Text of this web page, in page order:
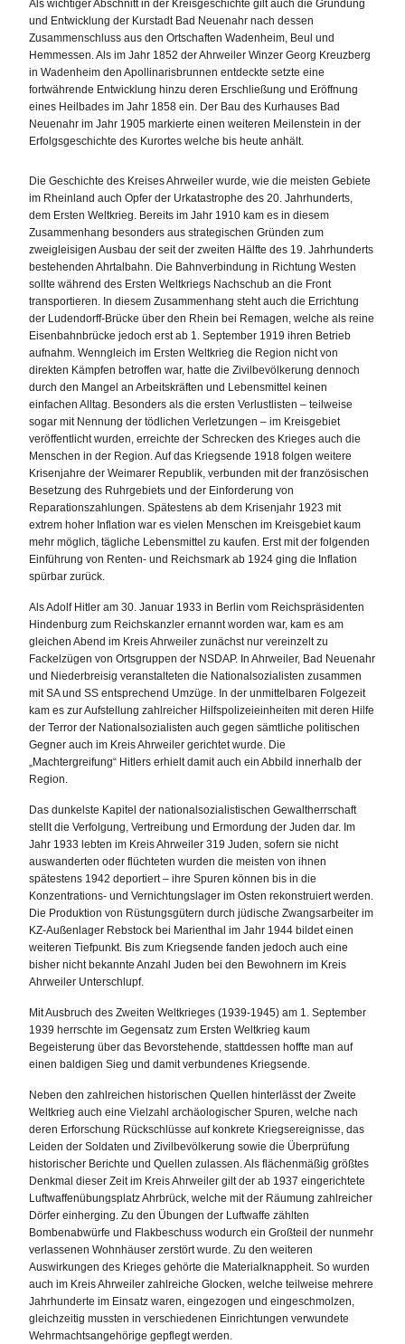
Als wichtiger Abschnitt in der Kreisgeschichte gilt auch die Gründung
und Entwicklung der Kurstadt Bad Neuenahr nach dessen
Zusammenschluss aus den Ortschaften Wadenheim, Beul und
Hemmessen. Als im Jahr 1852 der Ahrweiler Winzer Georg Kreuzberg
in Wadenheim den Apollinarisbrunnen entdeckte setzte eine
fortwährende Entwicklung hinzu deren Erschließung und Eröffnung
eines Heilbades im Jahr 1858 ein. Der Bau des Kurhauses Bad
Neuenahr im Jahr 1905 markierte einen weiteren Meilenstein in der
Erfolgsgeschichte des Kurortes welche bis heute anhält.
Die Geschichte des Kreises Ahrweiler wurde, wie die meisten Gebiete
im Rheinland auch Opfer der Urkatastrophe des 20. Jahrhunderts,
dem Ersten Weltkrieg. Bereits im Jahr 1910 kam es in diesem
Zusammenhang besonders aus strategischen Gründen zum
zweigleisigen Ausbau der seit der zweiten Hälfte des 19. Jahrhunderts
bestehenden Ahrtalbahn. Die Bahnverbindung in Richtung Westen
sollte während des Ersten Weltkriegs Nachschub an die Front
transportieren. In diesem Zusammenhang steht auch die Errichtung
der Ludendorff-Brücke über den Rhein bei Remagen, welche als reine
Eisenbahnbrücke jedoch erst ab 1. September 1919 ihren Betrieb
aufnahm. Wenngleich im Ersten Weltkrieg die Region nicht von
direkten Kämpfen betroffen war, hatte die Zivilbevölkerung dennoch
durch den Mangel an Arbeitskräften und Lebensmittel keinen
einfachen Alltag. Besonders als die ersten Verlustlisten – teilweise
sogar mit Nennung der tödlichen Verletzungen – im Kreisgebiet
veröffentlicht wurden, erreichte der Schrecken des Krieges auch die
Menschen in der Region. Auf das Kriegsende 1918 folgen weitere
Krisenjahre der Weimarer Republik, verbunden mit der französischen
Besetzung des Ruhrgebiets und der Einforderung von
Reparationszahlungen. Spätestens ab dem Krisenjahr 1923 mit
extrem hoher Inflation war es vielen Menschen im Kreisgebiet kaum
mehr möglich, tägliche Lebensmittel zu kaufen. Erst mit der folgenden
Einführung von Renten- und Reichsmark ab 1924 ging die Inflation
spürbar zurück.
Als Adolf Hitler am 30. Januar 1933 in Berlin vom Reichspräsidenten
Hindenburg zum Reichskanzler ernannt worden war, kam es am
gleichen Abend im Kreis Ahrweiler zunächst nur vereinzelt zu
Fackelzügen von Ortsgruppen der NSDAP. In Ahrweiler, Bad Neuenahr
und Niederbreisig veranstalteten die Nationalsozialisten zusammen
mit SA und SS entsprechend Umzüge. In der unmittelbaren Folgezeit
kam es zur Aufstellung zahlreicher Hilfspolizeieinheiten mit deren Hilfe
der Terror der Nationalsozialisten auch gegen sämtliche politischen
Gegner auch im Kreis Ahrweiler gerichtet wurde. Die
„Machtergreifung“ Hitlers erhielt damit auch ein Abbild innerhalb der
Region.
Das dunkelste Kapitel der nationalsozialistischen Gewaltherrschaft
stellt die Verfolgung, Vertreibung und Ermordung der Juden dar. Im
Jahr 1933 lebten im Kreis Ahrweiler 319 Juden, sofern sie nicht
auswanderten oder flüchteten wurden die meisten von ihnen
spätestens 1942 deportiert – ihre Spuren können bis in die
Konzentrations- und Vernichtungslager im Osten rekonstruiert werden.
Die Produktion von Rüstungsgütern durch jüdische Zwangsarbeiter im
KZ-Außenlager Rebstock bei Marienthal im Jahr 1944 bildet einen
weiteren Tiefpunkt. Bis zum Kriegsende fanden jedoch auch eine
bisher nicht bekannte Anzahl Juden bei den Bewohnern im Kreis
Ahrweiler Unterschlupf.
Mit Ausbruch des Zweiten Weltkrieges (1939-1945) am 1. September
1939 herrschte im Gegensatz zum Ersten Weltkrieg kaum
Begeisterung über das Bevorstehende, stattdessen hoffte man auf
einen baldigen Sieg und damit verbundenes Kriegsende.
Neben den zahlreichen historischen Quellen hinterlässt der Zweite
Weltkrieg auch eine Vielzahl archäologischer Spuren, welche nach
deren Erforschung Rückschlüsse auf konkrete Kriegsereignisse, das
Leiden der Soldaten und Zivilbevölkerung sowie die Überprüfung
historischer Berichte und Quellen zulassen. Als flächenmäßig größtes
Denkmal dieser Zeit im Kreis Ahrweiler gilt der ab 1937 eingerichtete
Luftwaffenübungsplatz Ahrbrück, welche mit der Räumung zahlreicher
Dörfer einherging. Zu den Übungen der Luftwaffe zählten
Bombenabwürfe und Flakbeschuss wodurch ein Großteil der nunmehr
verlassenen Wohnhäuser zerstört wurde. Zu den weiteren
Auswirkungen des Krieges gehörte die Materialknappheit. So wurden
auch im Kreis Ahrweiler zahlreiche Glocken, welche teilweise mehrere
Jahrhunderte im Einsatz waren, eingezogen und eingeschmolzen,
gleichzeitig mussten in verschiedenen Einrichtungen verwundete
Wehrmachtsangehörige gepflegt werden.